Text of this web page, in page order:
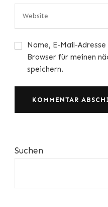
Name, E-Mail-
Browser für meinen
speichern.
Suchen